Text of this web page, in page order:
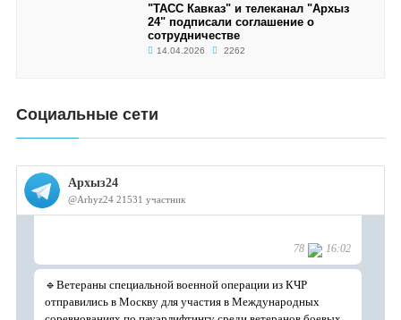
"ТАСС Кавказ" и телеканал "Архыз
24" подписали соглашение о
сотрудничестве
14.04.2026 2262
Социальные сети